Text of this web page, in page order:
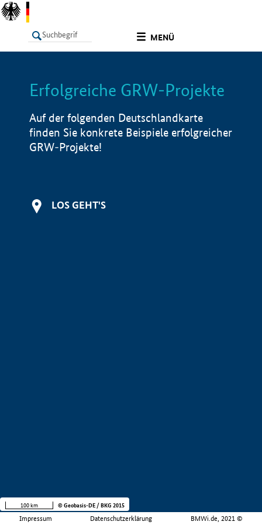
MENÜ
LISTE Info
Erfolgreiche GRW-Projekte
Auf der folgenden Deutschlandkarte
finden Sie konkrete Beispiele erfolgreicher
GRW-Projekte!
LOS GEHT'S
Impressum Datenschutzerklärung BMWi.de, 2021 ©
100 km © Geobasis-DE / BKG 2015